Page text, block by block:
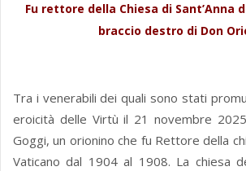
Fu rettore della Chiesa di Sant’Anna
braccio destro di Don
Tra i venerabili dei quali sono stati
eroicità delle Virtù il 21 novembre
Goggi, un orionino che fu Rettore della
Vaticano dal 1904 al 1908. La chiesa